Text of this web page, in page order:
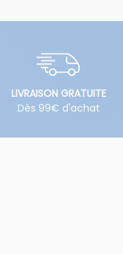
LIVRAISON GRATUITE
Dès 99€ d'achat